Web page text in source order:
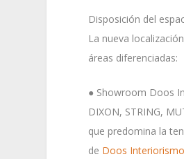
Disposición del
La nueva
áreas diferenciadas:
● Showroom Doos
DIXON, STRING,
que predomina la
de Doos Interiorismo